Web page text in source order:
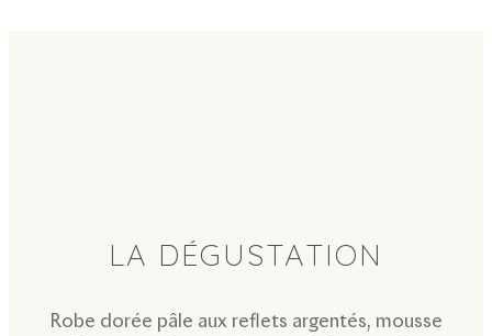
LA DÉGUSTATION
Robe dorée pâle aux reflets argentés, mousse